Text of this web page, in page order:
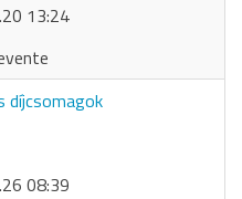
13:24
díjcsomagok
08:39